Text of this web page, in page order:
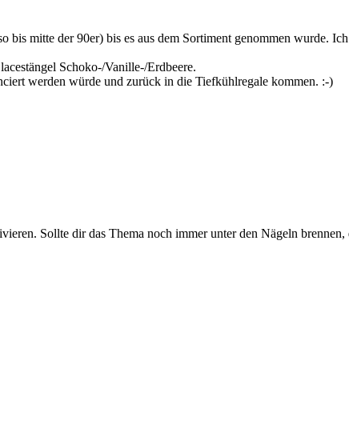
bis mitte der 90er) bis es aus dem Sortiment genommen wurde.
Schoko-/Vanille-/Erdbeere.
werden würde und zurück in die Tiefkühlregale kommen. :-)
Sollte dir das Thema noch immer unter den Nägeln brennen,